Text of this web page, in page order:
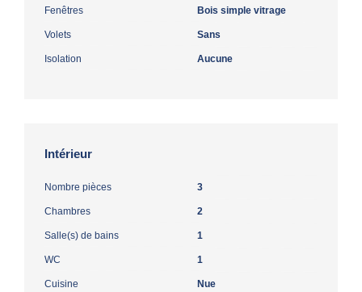
Fenêtres Bois simple vitrage
Volets Sans
Isolation Aucune
Intérieur
Nombre pièces 3
Chambres 2
Salle(s) de bains 1
WC 1
Cuisine Nue